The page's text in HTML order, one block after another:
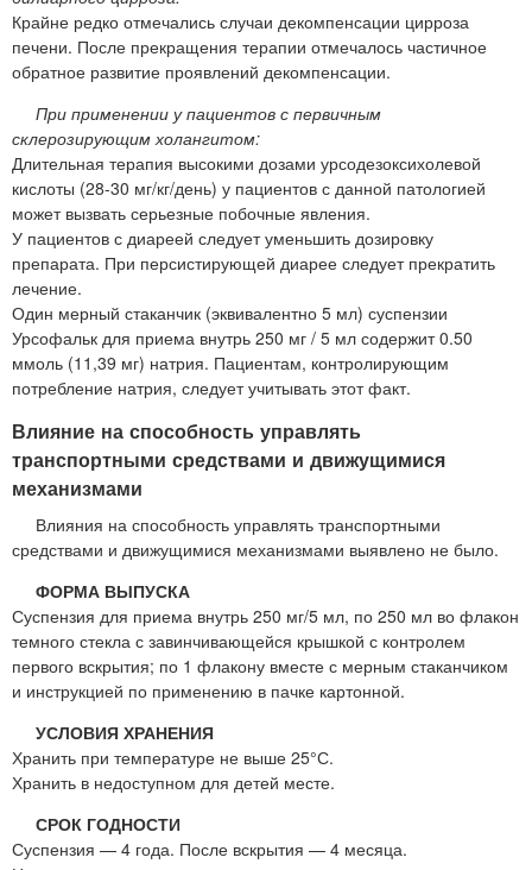
Крайне редко отмечались случаи декомпенсации цирроза
печени. После прекращения терапии отмечалось частичное
обратное развитие проявлений декомпенсации.
При применении у пациентов с первичным
склерозирующим холангитом:
Длительная терапия высокими дозами урсодезоксихолевой
кислоты (28-30 мг/кг/день) у пациентов с данной патологией
может вызвать серьезные побочные явления.
У пациентов с диареей следует уменьшить дозировку
препарата. При персистирующей диарее следует прекратить
лечение.
Один мерный стаканчик (эквивалентно 5 мл) суспензии
Урсофальк для приема внутрь 250 мг / 5 мл содержит 0.50
ммоль (11,39 мг) натрия. Пациентам, контролирующим
потребление натрия, следует учитывать этот факт.
Влияние на способность управлять
транспортными средствами и движущимися
механизмами
Влияния на способность управлять транспортными
средствами и движущимися механизмами выявлено не было.
ФОРМА ВЫПУСКА
Суспензия для приема внутрь 250 мг/5 мл, по 250 мл во флакон
темного стекла с завинчивающейся крышкой с контролем
первого вскрытия; по 1 флакону вместе с мерным стаканчиком
и инструкцией по применению в пачке картонной.
УСЛОВИЯ ХРАНЕНИЯ
Хранить при температуре не выше 25°С.
Хранить в недоступном для детей месте.
СРОК ГОДНОСТИ
Суспензия — 4 года. После вскрытия — 4 месяца.